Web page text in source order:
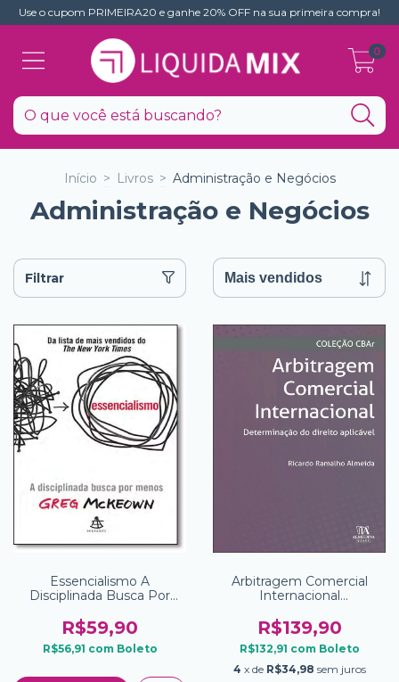
Use o cupom PRIMEIRA20 e ganhe 20% OFF na sua primeira compra!
0
Início > Livros > Administração e Negócios
Administração e Negócios
Filtrar
Essencialismo A
Disciplinada Busca Por
R$59,90
R$56,91 com Boleto
Arbitragem Comercial
Internacional
Aplicavel
R$139,90
R$132,91 com Boleto
4 x de R$34,98 sem juros